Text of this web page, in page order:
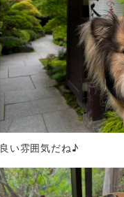
良い雰囲気だね♪